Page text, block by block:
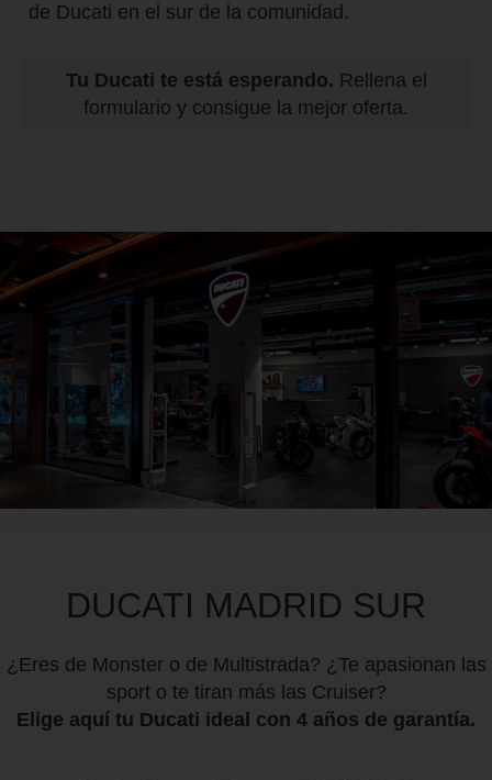
de Ducati en el sur de la comunidad.
Tu Ducati te está esperando. Rellena el
formulario y consigue la mejor oferta.
DUCATI MADRID SUR
¿Eres de Monster o de Multistrada? ¿Te apasionan las
sport o te tiran más las Cruiser?
Elige aquí tu Ducati ideal con 4 años de garantía.